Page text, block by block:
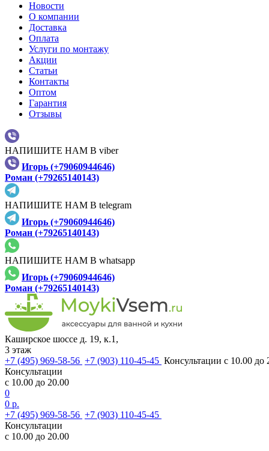
Новости
О компании
Доставка
Оплата
Услуги по монтажу
Акции
Статьи
Контакты
Оптом
Гарантия
Отзывы
НАПИШИТЕ НАМ В viber
Игорь (+79060944646)
Роман (+79265140143)
НАПИШИТЕ НАМ В telegram
Игорь (+79060944646)
Роман (+79265140143)
НАПИШИТЕ НАМ В whatsapp
Игорь (+79060944646)
Роман (+79265140143)
Каширское шоссе д. 19, к.1,
3 этаж
+7 (495) 969-58-56 +7 (903) 110-45-45 Консультации с 10.00 до
Консультации
с 10.00 до 20.00
0
0 р.
+7 (495) 969-58-56 +7 (903) 110-45-45
Консультации
с 10.00 до 20.00